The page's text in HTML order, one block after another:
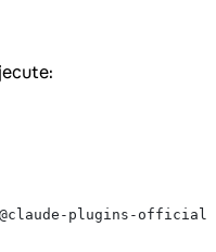
plugins-official